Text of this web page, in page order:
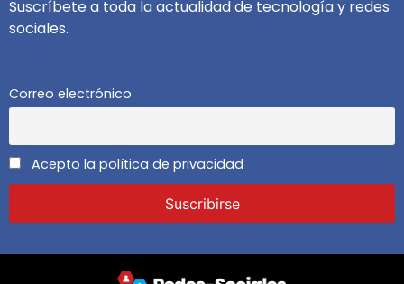
Suscríbete a toda la actualidad de tecnología y redes
sociales.
Correo electrónico
Acepto la política de privacidad